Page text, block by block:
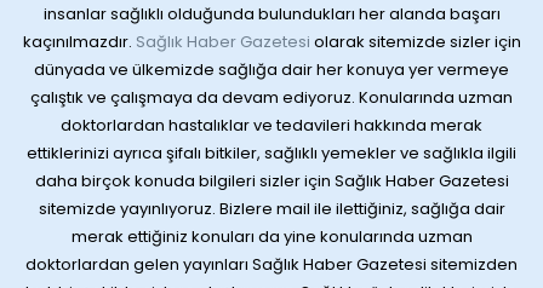
insanlar sağlıklı olduğunda bulundukları her alanda başarı
kaçınılmazdır. Sağlık Haber Gazetesi olarak sitemizde sizler için
dünyada ve ülkemizde sağlığa dair her konuya yer vermeye
çalıştık ve çalışmaya da devam ediyoruz. Konularında uzman
doktorlardan hastalıklar ve tedavileri hakkında merak
ettiklerinizi ayrıca şifalı bitkiler, sağlıklı yemekler ve sağlıkla ilgili
daha birçok konuda bilgileri sizler için Sağlık Haber Gazetesi
sitemizde yayınlıyoruz. Bizlere mail ile ilettiğiniz, sağlığa dair
merak ettiğiniz konuları da yine konularında uzman
doktorlardan gelen yayınları Sağlık Haber Gazetesi sitemizden